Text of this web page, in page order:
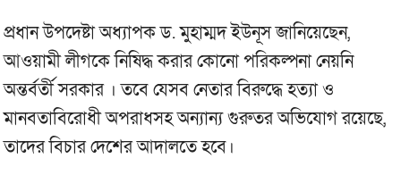
প্রধান উপদেষ্টা অধ্যাপক ড. মুহাম্মদ ইউনূস জানিয়েছেন,
আওয়ামী লীগকে নিষিদ্ধ করার কোনো পরিকল্পনা নেয়নি
অন্তর্বর্তী সরকার । তবে যেসব নেতার বিরুদ্ধে হত্যা ও
মানবতাবিরোধী অপরাধসহ অন্যান্য গুরুতর অভিযোগ রয়েছে,
তাদের বিচার দেশের আদালতে হবে।